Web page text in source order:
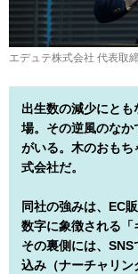
エデュテ株式会社 代表取
出生数の減少にと
場。その逆風のな
がいる。木のおも
式会社だ。
同社の強みは、EC
数字に象徴される
その裏側には、
込み（ナーチャリ